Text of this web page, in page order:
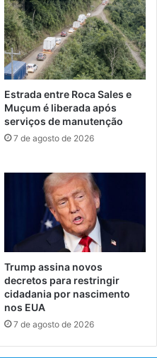
Estrada entre Roca Sales e
Muçum é liberada após
serviços de manutenção
7 de agosto de 2026
Trump assina novos
decretos para restringir
cidadania por nascimento
nos EUA
7 de agosto de 2026